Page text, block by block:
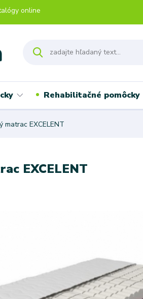
online
Rehabilitačné pomôcky
matrac EXCELENT
EXCELENT